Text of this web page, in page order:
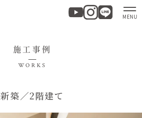
施工事例
WORKS
新築／2階建て